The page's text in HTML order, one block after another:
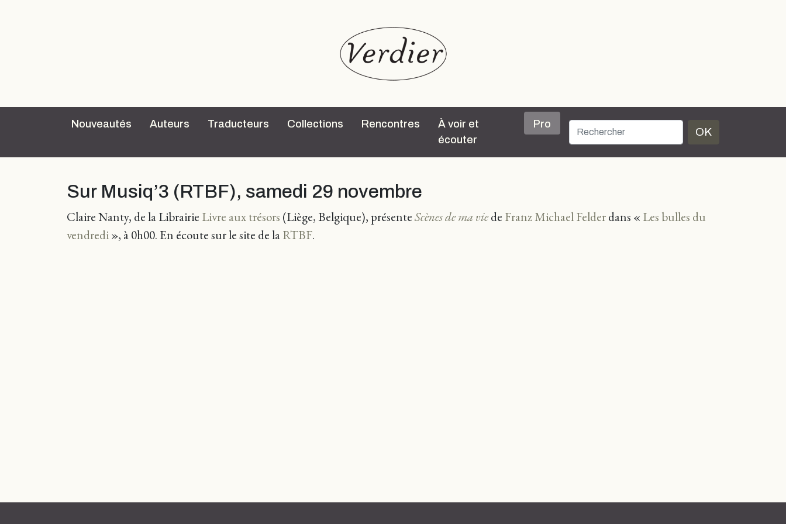
Nouveautés Auteurs Traducteurs Collections Rencontres
À voir et
écouter
Pro
OK
Sur Musiq’3 (RTBF), samedi 29 novembre
Claire Nanty, de la Librairie Livre aux trésors (Liège, Belgique), présenteScènes de ma viede Franz Michael Felderdans « Les bulles du
vendredi», à 0h00. En écoute sur le site de laRTBF.